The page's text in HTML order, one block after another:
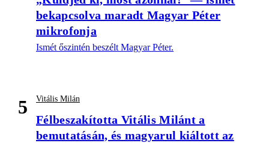
bekapcsolva maradt Magyar Péter
mikrofonja
Ismét őszintén beszélt Magyar Péter.
5 Vitális Milán
Félbeszakította Vitális Milánt a
bemutatásán, és magyarul kiáltott az